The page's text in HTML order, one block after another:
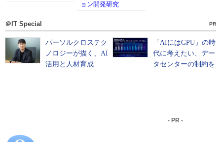
ョン開発研究
＠IT Special PR
- PR -